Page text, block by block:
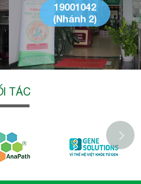
19001042
(Nhánh 2)
TÁC